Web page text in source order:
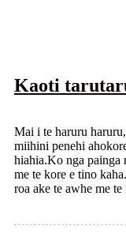
Kaoti
Mai i te haruru
miihini penehi
hiahia.Ko nga painga
me te kore e tino
roa ake te awhe me